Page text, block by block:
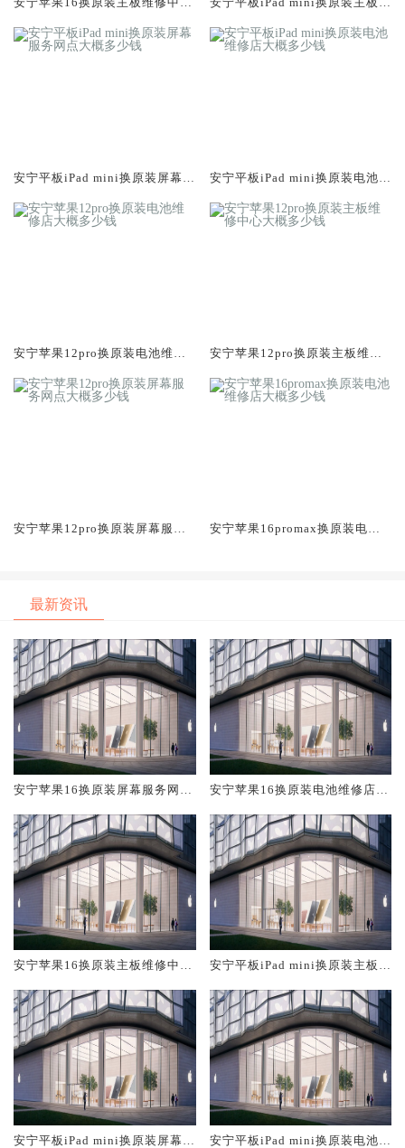
安宁平板iPad mini换原装屏幕服
安宁平板iPad mini换原装电池维
安宁苹果12pro换原装电池维修
安宁苹果12pro换原装主板维修
安宁苹果12pro换原装屏幕服务
安宁苹果16promax换原装电池
最新资讯
安宁苹果16换原装屏幕服务网点
安宁苹果16换原装电池维修店大
安宁苹果16换原装主板维修中心
安宁平板iPad mini换原装主板维
安宁平板iPad mini换原装屏幕服
安宁平板iPad mini换原装电池维